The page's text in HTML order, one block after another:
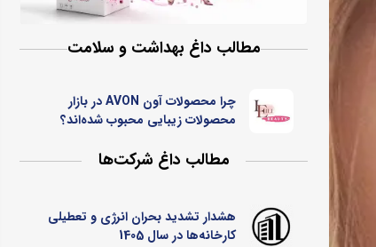
مطالب داغ بهداشت و سلامت
چرا محصولات آون AVON در بازار
محصولات زیبایی محبوب شده‌اند؟
مطالب داغ شرکت‌ها
هشدار تشدید بحران انرژی و تعطیلی
کارخانه‌ها در سال 1405